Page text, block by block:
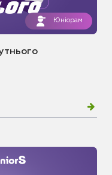
Юніорам